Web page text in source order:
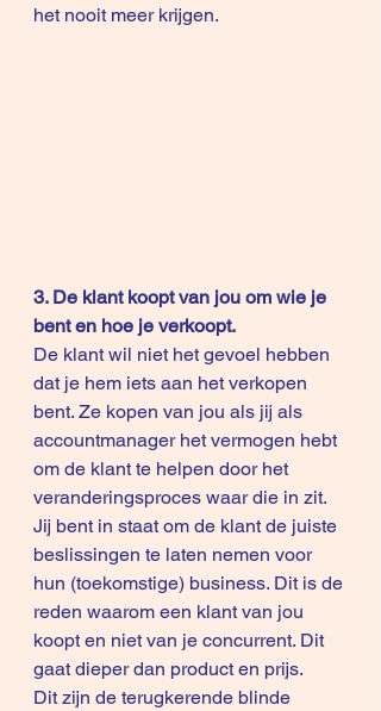
het nooit meer krijgen.
3. De klant koopt van jou om wie je
bent en hoe je verkoopt.
De klant wil niet het gevoel hebben
dat je hem iets aan het verkopen
bent. Ze kopen van jou als jij als
accountmanager het vermogen hebt
om de klant te helpen door het
veranderingsproces waar die in zit.
Jij bent in staat om de klant de juiste
beslissingen te laten nemen voor
hun (toekomstige) business. Dit is de
reden waarom een klant van jou
koopt en niet van je concurrent. Dit
gaat dieper dan product en prijs.
Dit zijn de terugkerende blinde